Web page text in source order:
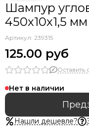
Шампур
450х10х1,5
Артикул: 239315
125.00 руб
Оставить
Нет в наличии
Нашли дешевле?